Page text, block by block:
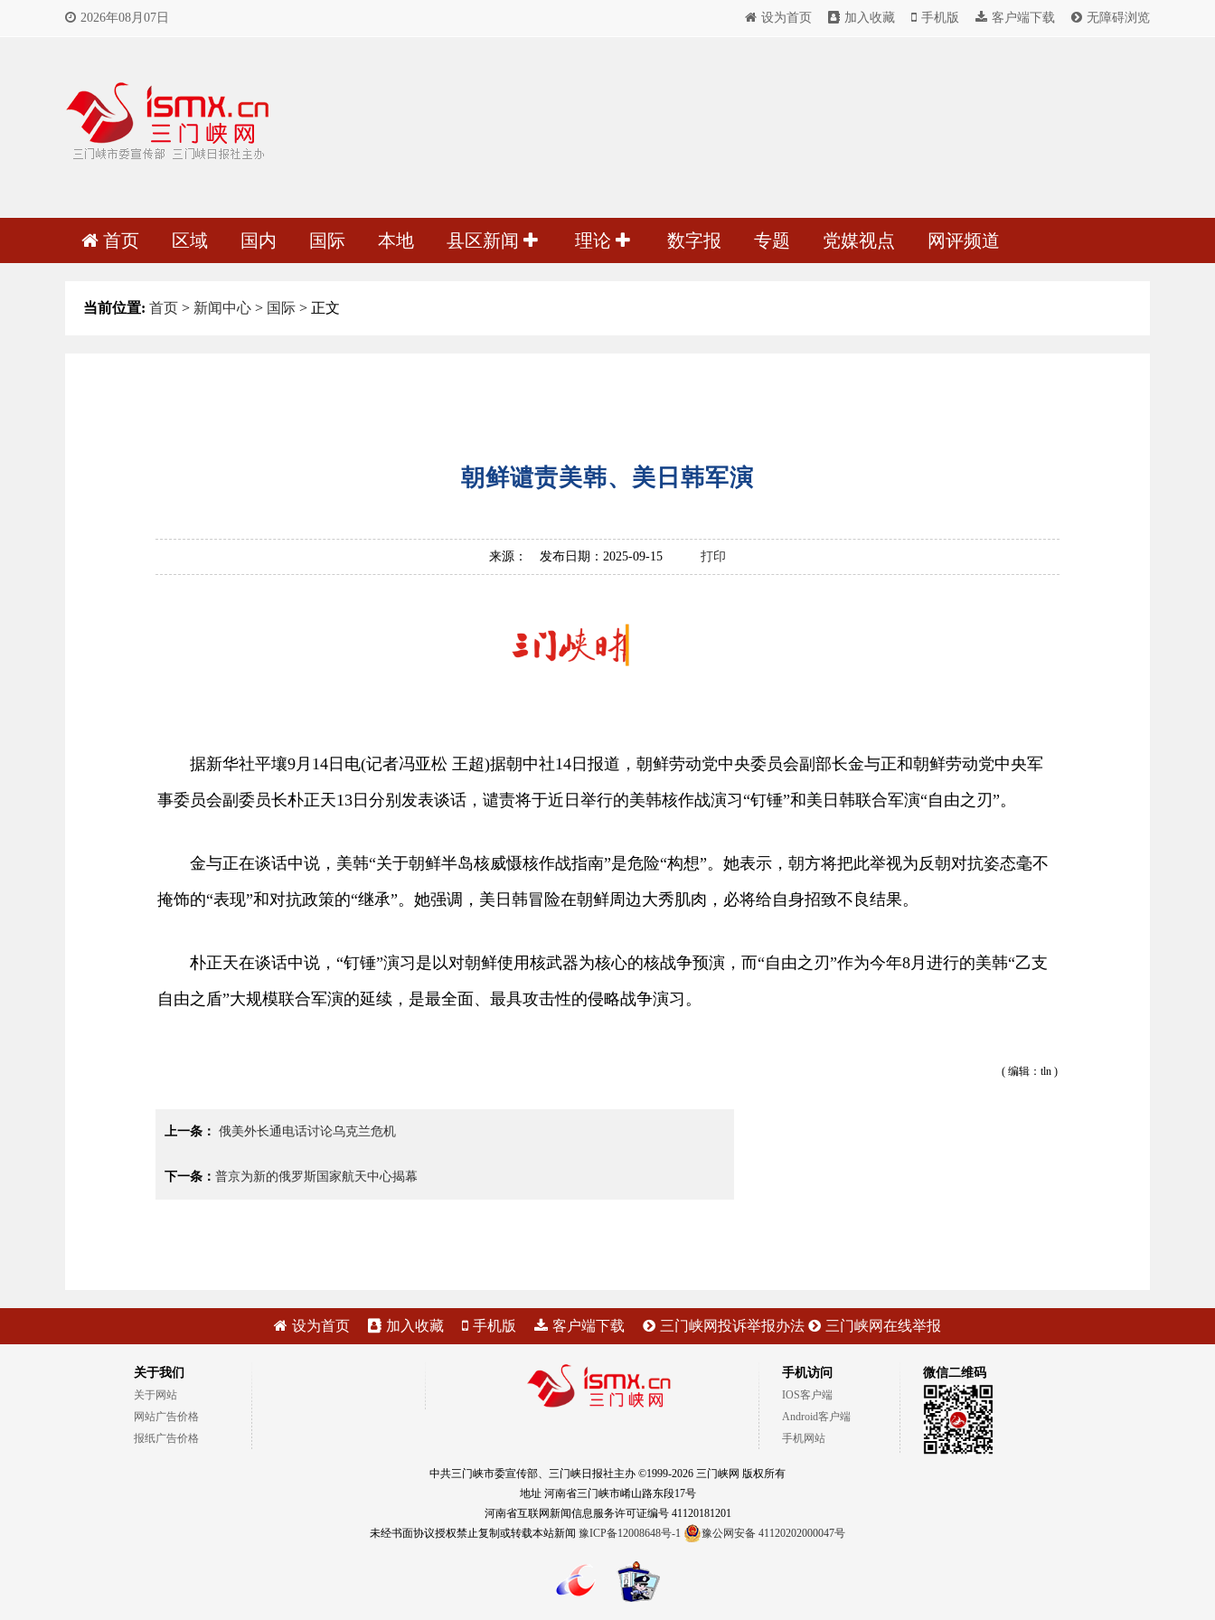
2026年08月07日 设为首页 加入收藏 手机版 客户端下载 无障碍浏览
首页 区域 国内 国际 本地 县区新闻 理论 数字报 专题 党媒视点 网评频道
当前位置: 首页 > 新闻中心 > 国际 > 正文
朝鲜谴责美韩、美日韩军演
来源： 发布日期：2025-09-15 打印
据新华社平壤9月14日电(记者冯亚松 王超)据朝中社14日报道，朝鲜劳动党中央委员会副部长金与正和朝鲜劳动党中央军
事委员会副委员长朴正天13日分别发表谈话，谴责将于近日举行的美韩核作战演习“钉锤”和美日韩联合军演“自由之刃”。
金与正在谈话中说，美韩“关于朝鲜半岛核威慑核作战指南”是危险“构想”。她表示，朝方将把此举视为反朝对抗姿态毫不
掩饰的“表现”和对抗政策的“继承”。她强调，美日韩冒险在朝鲜周边大秀肌肉，必将给自身招致不良结果。
朴正天在谈话中说，“钉锤”演习是以对朝鲜使用核武器为核心的核战争预演，而“自由之刃”作为今年8月进行的美韩“乙支
自由之盾”大规模联合军演的延续，是最全面、最具攻击性的侵略战争演习。
( 编辑：tln )
上一条： 俄美外长通电话讨论乌克兰危机
下一条： 普京为新的俄罗斯国家航天中心揭幕
设为首页 加入收藏 手机版 客户端下载 三门峡网投诉举报办法 三门峡网在线举报
关于我们
关于网站
网站广告价格
报纸广告价格
手机访问
IOS客户端
Android客户端
手机网站
微信二维码
中共三门峡市委宣传部、三门峡日报社主办 ©1999-2026 三门峡网 版权所有
地址 河南省三门峡市崤山路东段17号
河南省互联网新闻信息服务许可证编号 41120181201
未经书面协议授权禁止复制或转载本站新闻 豫ICP备12008648号-1 豫公网安备 41120202000047号